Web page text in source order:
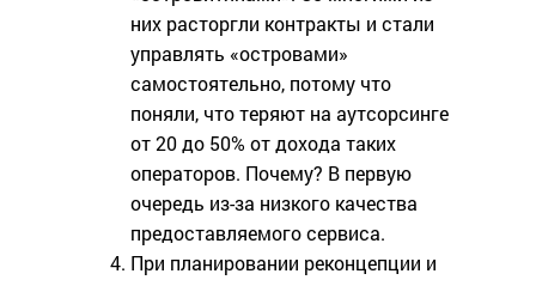
них расторгли контракты и стали
управлять «островами»
самостоятельно, потому что
поняли, что теряют на аутсорсинге
от 20 до 50% от дохода таких
операторов. Почему? В первую
очередь из-за низкого качества
предоставляемого сервиса.
При планировании реконцепции и